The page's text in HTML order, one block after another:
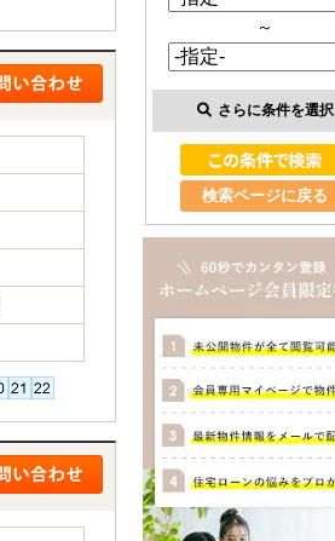
～
さらに条件を選択
検索ページに戻る